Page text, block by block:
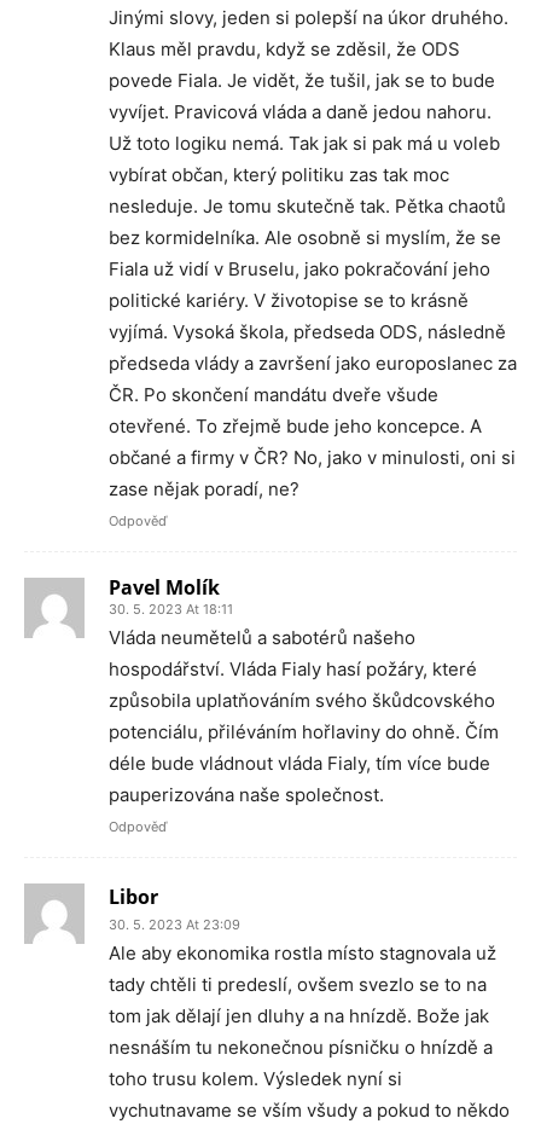
Jinými slovy, jeden si polepší na úkor druhého.
Klaus měl pravdu, když se zděsil, že ODS
povede Fiala. Je vidět, že tušil, jak se to bude
vyvíjet. Pravicová vláda a daně jedou nahoru.
Už toto logiku nemá. Tak jak si pak má u voleb
vybírat občan, který politiku zas tak moc
nesleduje. Je tomu skutečně tak. Pětka chaotů
bez kormidelníka. Ale osobně si myslím, že se
Fiala už vidí v Bruselu, jako pokračování jeho
politické kariéry. V životopise se to krásně
vyjímá. Vysoká škola, předseda ODS, následně
předseda vlády a završení jako europoslanec za
ČR. Po skončení mandátu dveře všude
otevřené. To zřejmě bude jeho koncepce. A
občané a firmy v ČR? No, jako v minulosti, oni si
zase nějak poradí, ne?
Odpověď
Pavel Molík
30. 5. 2023 At 18:11
Vláda neumětelů a sabotérů našeho
hospodářství. Vláda Fialy hasí požáry, které
způsobila uplatňováním svého škůdcovského
potenciálu, přiléváním hořlaviny do ohně. Čím
déle bude vládnout vláda Fialy, tím více bude
pauperizována naše společnost.
Odpověď
Libor
30. 5. 2023 At 23:09
Ale aby ekonomika rostla místo stagnovala už
tady chtěli ti predeslí, ovšem svezlo se to na
tom jak dělají jen dluhy a na hnízdě. Bože jak
nesnáším tu nekonečnou písničku o hnízdě a
toho trusu kolem. Výsledek nyní si
vychutnavame se vším všudy a pokud to někdo